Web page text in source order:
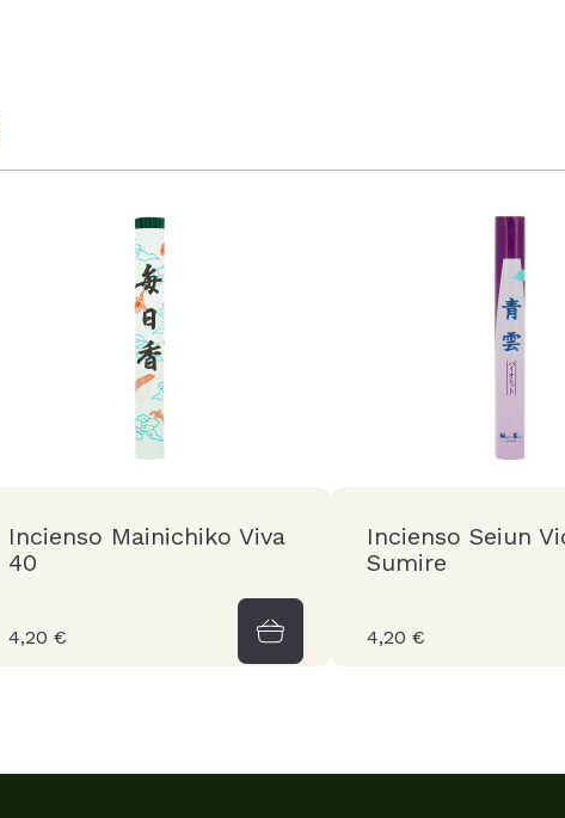
Incienso Mainichiko Viva
40
4,20 €
Incienso Seiun
Sumire
4,20 €